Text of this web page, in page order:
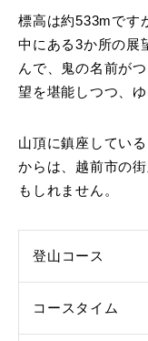
標高は約533mです
中にある3か所の展
んで、鬼の名前が
望を堪能しつつ、
山頂に鎮座してい
からは、越前市の
もしれません。
登山コース
コースタイム